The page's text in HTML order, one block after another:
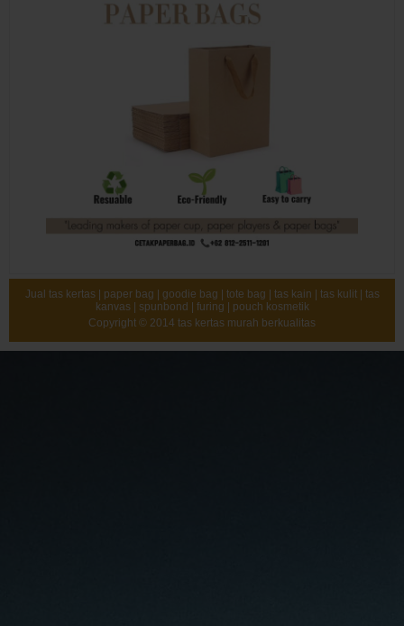
Jual tas kertas | paper bag | goodie bag | tote bag | tas kain | tas kulit | tas
kanvas | spunbond | furing | pouch kosmetik
Copyright © 2014 tas kertas murah berkualitas